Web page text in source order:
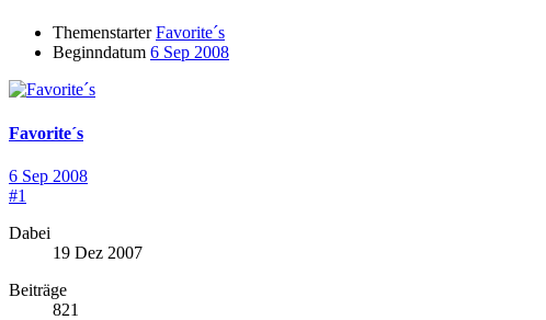
Themenstarter Favorite´s
Beginndatum 6 Sep 2008
Favorite´s
6 Sep 2008
#1
Dabei
19 Dez 2007
Beiträge
821